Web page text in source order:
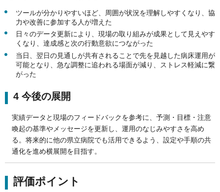
ツールが分かりやすいほど、周囲が状況を理解しやすくなり、協
力や改善に参加する人が増えた
日々のデータ更新により、現場の取り組みが成果として見えやす
くなり、達成感と次の行動意欲につながった
当日、翌日の見通しが共有されることで先を見越した病床運用が
可能となり、急な調整に追われる場面が減り、ストレス軽減に繋
がった
4 今後の展開
実績データと現場のフィードバックを参考に、予測・目標・注意
喚起の基準やメッセージを更新し、運用のなじみやすさを高め
る。将来的に他の県立病院でも活用できるよう、設定や手順の共
通化を進め横展開を目指す。
評価ポイント